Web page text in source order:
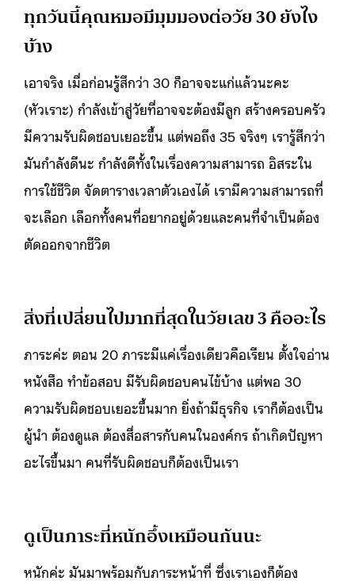
ทุกวันนี้คุณหมอมีมุมมองต่อวัย 30 ยังไง
บ้าง
เอาจริง เมื่อก่อนรู้สึกว่า 30 ก็อาจจะแก่แล้วนะคะ
(หัวเราะ) กำลังเข้าสู่วัยที่อาจจะต้องมีลูก สร้างครอบครัว
มีความรับผิดชอบเยอะขึ้น แต่พอถึง 35 จริงๆ เรารู้สึกว่า
มันกำลังดีนะ กำลังดีทั้งในเรื่องความสามารถ อิสระใน
การใช้ชีวิต จัดตารางเวลาตัวเองได้ เรามีความสามารถที่
จะเลือก เลือกทั้งคนที่อยากอยู่ด้วยและคนที่จำเป็นต้อง
ตัดออกจากชีวิต
สิ่งที่เปลี่ยนไปมากที่สุดในวัยเลข 3 คืออะไร
ภาระค่ะ ตอน 20 ภาระมีแค่เรื่องเดียวคือเรียน ตั้งใจอ่าน
หนังสือ ทำข้อสอบ มีรับผิดชอบคนไข้บ้าง แต่พอ 30
ความรับผิดชอบเยอะขึ้นมาก ยิ่งถ้ามีธุรกิจ เราก็ต้องเป็น
ผู้นำ ต้องดูแล ต้องสื่อสารกับคนในองค์กร ถ้าเกิดปัญหา
อะไรขึ้นมา คนที่รับผิดชอบก็ต้องเป็นเรา
ดูเป็นภาระที่หนักอึ้งเหมือนกันนะ
หนักค่ะ มันมาพร้อมกับภาระหน้าที่ ซึ่งเราเองก็ต้อง